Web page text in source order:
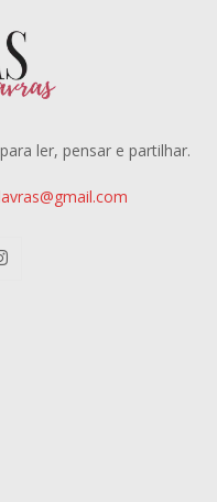
ler, pensar e partilhar.